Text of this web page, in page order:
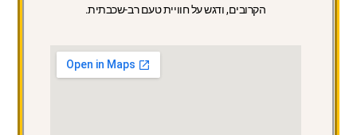
הקרובים, ודגש על חוויית טעם רב-שכבתית.